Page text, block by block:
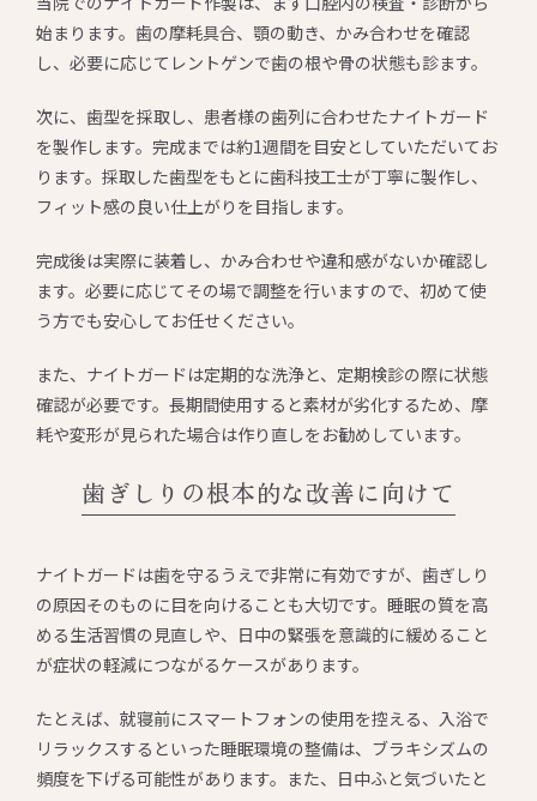
始まります。歯の摩耗具合、顎の動き、かみ合わせを確認
し、必要に応じてレントゲンで歯の根や骨の状態も診ます。
次に、歯型を採取し、患者様の歯列に合わせたナイトガード
を製作します。完成までは約1週間を目安としていただいてお
ります。採取した歯型をもとに歯科技工士が丁寧に製作し、
フィット感の良い仕上がりを目指します。
完成後は実際に装着し、かみ合わせや違和感がないか確認し
ます。必要に応じてその場で調整を行いますので、初めて使
う方でも安心してお任せください。
また、ナイトガードは定期的な洗浄と、定期検診の際に状態
確認が必要です。長期間使用すると素材が劣化するため、摩
耗や変形が見られた場合は作り直しをお勧めしています。
歯ぎしりの根本的な改善に向けて
ナイトガードは歯を守るうえで非常に有効ですが、歯ぎしり
の原因そのものに目を向けることも大切です。睡眠の質を高
める生活習慣の見直しや、日中の緊張を意識的に緩めること
が症状の軽減につながるケースがあります。
たとえば、就寝前にスマートフォンの使用を控える、入浴で
リラックスするといった睡眠環境の整備は、ブラキシズムの
頻度を下げる可能性があります。また、日中ふと気づいたと